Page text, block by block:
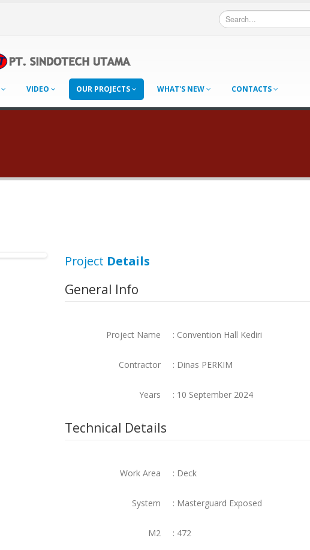
VIDEO OUR PROJECTS WHAT'S NEW CONTACTS
Project Details
General Info
Project Name : Convention Hall Kediri
Contractor : Dinas PERKIM
Years : 10 September 2024
Technical Details
Work Area : Deck
System : Masterguard Exposed
M2 : 472